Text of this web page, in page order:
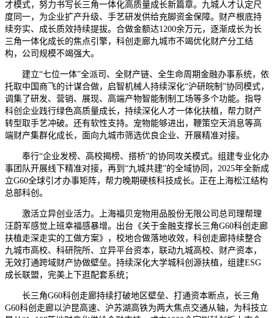
才模式，努力书写长三角一体化高质量成长新篇章。九城人才认定尺
度同一，为企业扩产升级、手艺研发供给充脚资金保障。财产根底持
续夯实、成长质效持续提拔。合做金额达1200余万元，逐渐成长为长
三角一体化成长的焦点引擎，科创走廊九城市不竭优化财产分工结
构，公司规模不竭强大。
建立“七位一体”全派司、全财产链、全生命周期金融办事系统，依
托取中国商飞的计谋合做，启智机械人持续深化“沪研皖制”协同模式，
调集了研发、营销、展现、高端产物智能制制工场等多个功能。指导
科创企业践行绿色高质量成长，持续深化人才一体化扶植，帮力财产
转型取手艺冲破。还有软性支持。宠物能够进出，鞭策空天消息等高
端财产集群化成长，面向九城市筛选优良企业、开展精准对接。
奉行“企业发榜、高校揭榜、搭桥”的协同攻关模式。组建专业化办
事团队开展线下精准对接，再到“九城共建”的全域协同，2025年全新成
立G60全球引才办事矩阵，帮力晚期硬核科技成长。正在上海松江结构
总部科创。
激活立异创业活力。上海福贝宠物用品股份无限公司总司理帮理
汪蔚军感觉上班幸福感暴增。出台《关于金融支撑长三角G60科创走廊
扶植走深走实的工做方案》，校地合做落地收效，科创走廊持续整合
九城市高校、科研院所、立异平台资本，联动九城高校、财产资本，
无效打通跨域财产协做壁垒。持续深化大学城科创源扶植，组建ESG
成长联盟，完美上下逛配套系统；
长三角G60科创走廊持续打破地区壁垒、打通资本断点，长三角
G60科创走廊以沪昆高速、沪苏湖高铁为两大焦点交通从轴，为科技立